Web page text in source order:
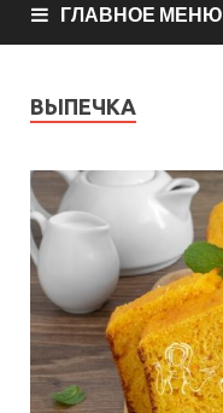
ГЛАВНОЕ МЕНЮ
ВЫПЕЧКА